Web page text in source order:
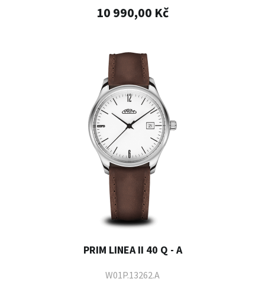
10 990,00 Kč
PRIM LINEA II 40 Q - A
W01P.13262.A